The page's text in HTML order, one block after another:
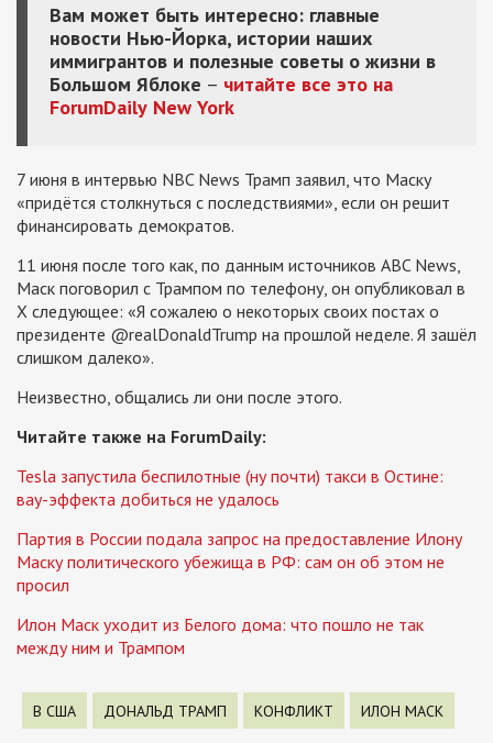
Вам может быть интересно: главные
новости Нью-Йорка, истории наших
иммигрантов и полезные советы о жизни в
Большом Яблоке – читайте все это на
ForumDaily New York
7 июня в интервью NBC News Трамп заявил, что Маску
«придётся столкнуться с последствиями», если он решит
финансировать демократов.
11 июня после того как, по данным источников ABC News,
Маск поговорил с Трампом по телефону, он опубликовал в
X следующее: «Я сожалею о некоторых своих постах о
президенте @realDonaldTrump на прошлой неделе. Я зашёл
слишком далеко».
Неизвестно, общались ли они после этого.
Читайте также на ForumDaily:
Tesla запустила беспилотные (ну почти) такси в Остине:
вау-эффекта добиться не удалось
Партия в России подала запрос на предоставление Илону
Маску политического убежища в РФ: сам он об этом не
просил
Илон Маск уходит из Белого дома: что пошло не так
между ним и Трампом
В США ДОНАЛЬД ТРАМП КОНФЛИКТ ИЛОН МАСК